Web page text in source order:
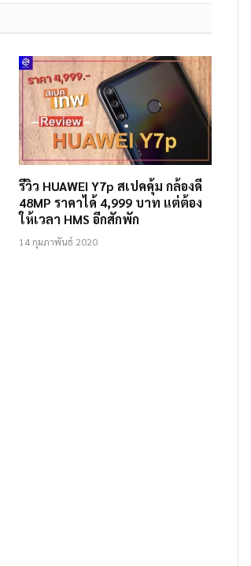
รีวิว HUAWEI Y7p สเปคคุ้ม กล้องดี
48MP ราคาได้ 4,999 บาท แต่ต้อง
ให้เวลา HMS อีกสักพัก
14 กุมภาพันธ์ 2020